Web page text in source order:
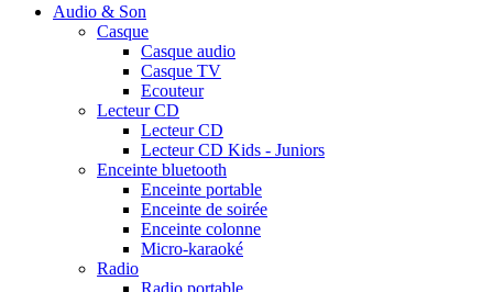
Audio & Son
Casque
Casque audio
Casque TV
Ecouteur
Lecteur CD
Lecteur CD
Lecteur CD Kids - Juniors
Enceinte bluetooth
Enceinte portable
Enceinte de soirée
Enceinte colonne
Micro-karaoké
Radio
Radio portable